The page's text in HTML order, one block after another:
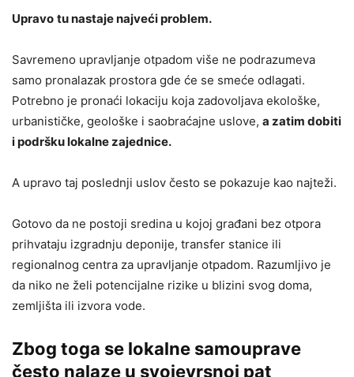
Upravo tu nastaje najveći problem.
Savremeno upravljanje otpadom više ne podrazumeva
samo pronalazak prostora gde će se smeće odlagati.
Potrebno je pronaći lokaciju koja zadovoljava ekološke,
urbanističke, geološke i saobraćajne uslove, a zatim dobiti
i podršku lokalne zajednice.
A upravo taj poslednji uslov često se pokazuje kao najteži.
Gotovo da ne postoji sredina u kojoj građani bez otpora
prihvataju izgradnju deponije, transfer stanice ili
regionalnog centra za upravljanje otpadom. Razumljivo je
da niko ne želi potencijalne rizike u blizini svog doma,
zemljišta ili izvora vode.
Zbog toga se lokalne samouprave
često nalaze u svojevrsnoj pat